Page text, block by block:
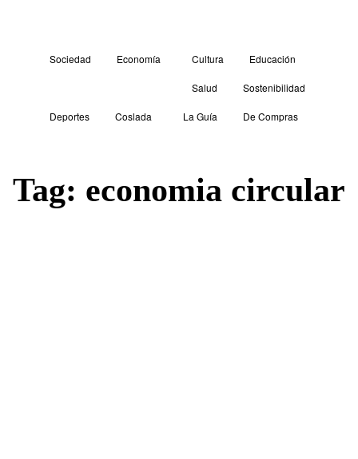
Sociedad Economía Cultura Educación
Salud Sostenibilidad
Deportes Coslada La Guía De Compras
Tag: economia circular